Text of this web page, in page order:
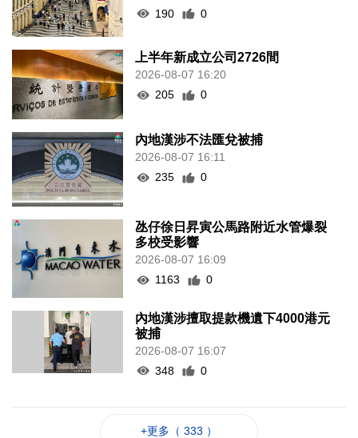
190
0
上半年新成立公司2726間
2026-08-07 16:20
205
0
內地漢涉不法匯兌被捕
2026-08-07 16:11
235
0
氹仔徐日昇寅公馬路附近水管爆裂
多校受影響
2026-08-07 16:09
1163
0
內地漢涉擅取提款機遺下4000港元
被捕
2026-08-07 16:07
348
0
+更多（ 333 ）